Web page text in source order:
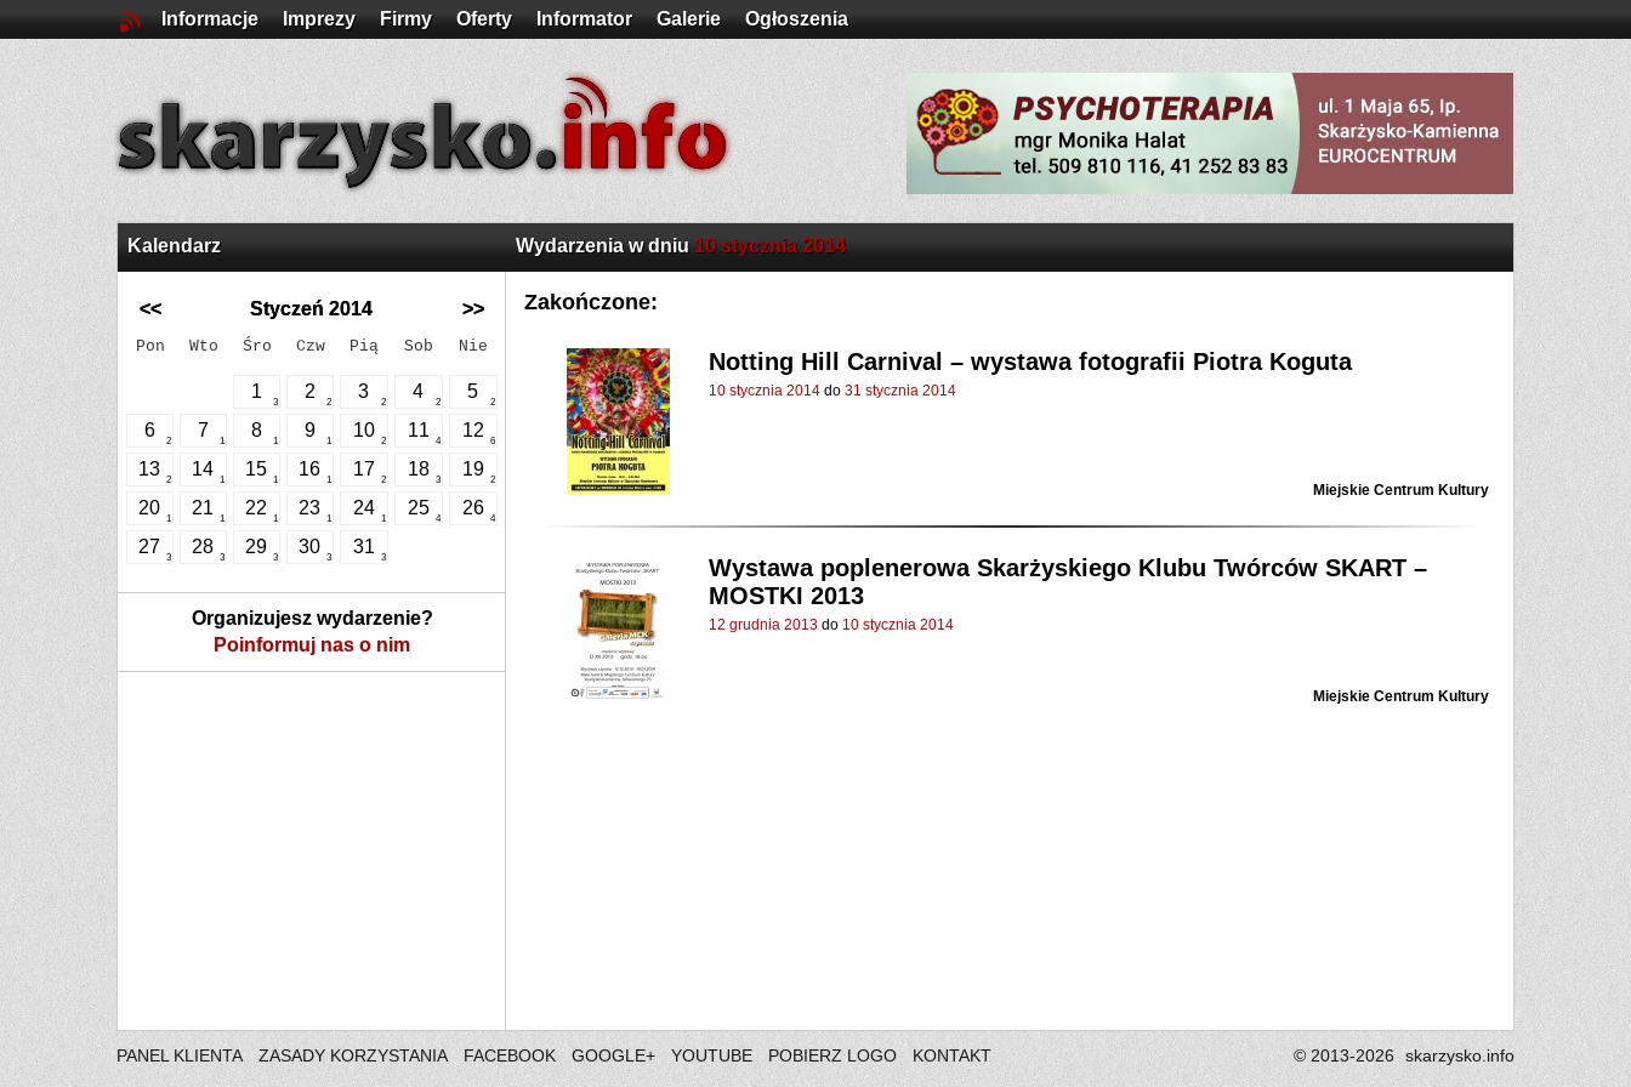
Informacje Imprezy Firmy Oferty Informator Galerie Ogłoszenia
Kalendarz
<< Styczeń 2014 >>
Pon Wto Śro Czw Pią Sob Nie
1
3
2
2
3
2
4
2
5
2
6
2
7
1
8
1
9
1
10
2
11
4
12
6
13
2
14
1
15
1
16
1
17
2
18
3
19
2
20
1
21
1
22
1
23
1
24
1
25
4
26
4
27
3
28
3
29
3
30
3
31
3
Organizujesz wydarzenie?
Poinformuj nas o nim
Wydarzenia w dniu 10 stycznia 2014
Zakończone:
Notting Hill Carnival – wystawa fotografii Piotra Koguta
10 stycznia 2014 do 31 stycznia 2014
Miejskie Centrum Kultury
Wystawa poplenerowa Skarżyskiego Klubu Twórców SKART –
MOSTKI 2013
12 grudnia 2013 do 10 stycznia 2014
Miejskie Centrum Kultury
PANEL KLIENTA ZASADY KORZYSTANIA FACEBOOK GOOGLE+ YOUTUBE POBIERZ LOGO KONTAKT © 2013-2026 skarzysko.info